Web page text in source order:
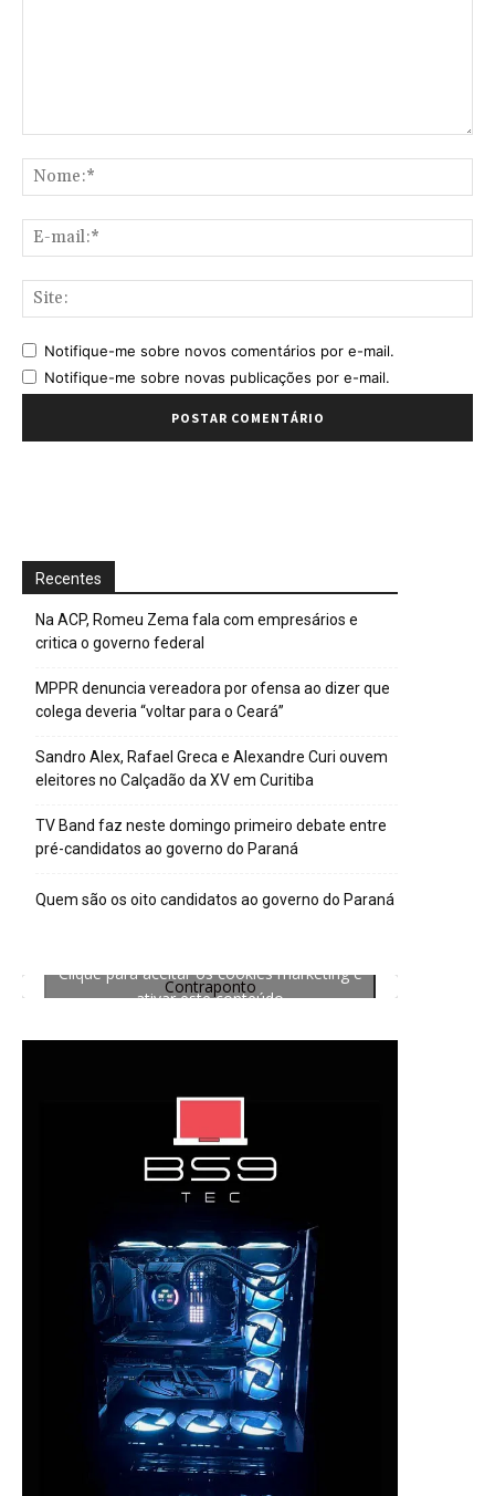
Notifique-me sobre novos comentários por e-mail.
Notifique-me sobre novas publicações por e-mail.
Recentes
Na ACP, Romeu Zema fala com empresários e
critica o governo federal
MPPR denuncia vereadora por ofensa ao dizer que
colega deveria “voltar para o Ceará”
Sandro Alex, Rafael Greca e Alexandre Curi ouvem
eleitores no Calçadão da XV em Curitiba
TV Band faz neste domingo primeiro debate entre
pré-candidatos ao governo do Paraná
Quem são os oito candidatos ao governo do Paraná
Contraponto
Clique para aceitar os cookies marketing e
ativar este conteúdo